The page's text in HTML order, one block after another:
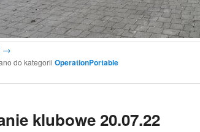
→
do kategorii OperationPortable
klubowe 20.07.22